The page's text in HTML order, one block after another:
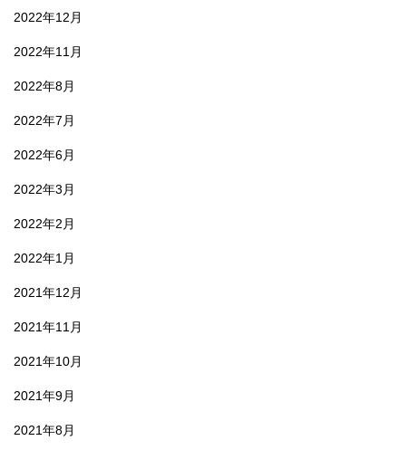
2022年12月
2022年11月
2022年8月
2022年7月
2022年6月
2022年3月
2022年2月
2022年1月
2021年12月
2021年11月
2021年10月
2021年9月
2021年8月